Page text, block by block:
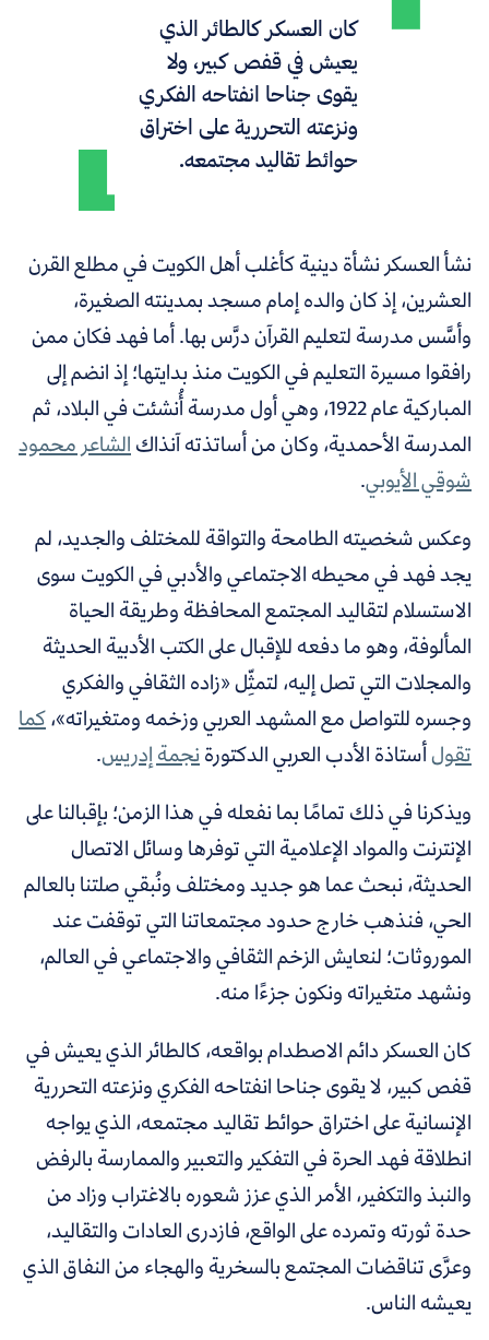
كان العسكر كالطائر الذي
يعيش في قفص كبير، ولا
يقوى جناحا انفتاحه الفكري
ونزعته التحررية على اختراق
حوائط تقاليد مجتمعه.
نشأ العسكر نشأة دينية كأغلب أهل الكويت في مطلع القرن
العشرين، إذ كان والده إمام مسجد بمدينته الصغيرة،
وأسَّس مدرسة لتعليم القرآن درَّس بها. أما فهد فكان ممن
رافقوا مسيرة التعليم في الكويت منذ بدايتها؛ إذ انضم إلى
المباركية عام 1922، وهي أول مدرسة أُنشئت في البلاد، ثم
المدرسة الأحمدية، وكان من أساتذته آنذاكالشاعر محمود
شوقي الأيوبي.
وعكس شخصيته الطامحة والتواقة للمختلف والجديد، لم
يجد فهد في محيطه الاجتماعي والأدبي في الكويت سوى
الاستسلام لتقاليد المجتمع المحافظة وطريقة الحياة
المألوفة، وهو ما دفعه للإقبال على الكتب الأدبية الحديثة
والمجلات التي تصل إليه، لتمثِّل «زاده الثقافي والفكري
وجسره للتواصل مع المشهد العربي وزخمه ومتغيراته»،كما
تقولأستاذة الأدب العربي الدكتورةنجمة إدريس.
ويذكرنا في ذلك تمامًا بما نفعله في هذا الزمن؛ بإقبالنا على
الإنترنت والمواد الإعلامية التي توفرها وسائل الاتصال
الحديثة، نبحث عما هو جديد ومختلف ونُبقي صلتنا بالعالم
الحي، فنذهب خارج حدود مجتمعاتنا التي توقفت عند
الموروثات؛ لنعايش الزخم الثقافي والاجتماعي في العالم،
ونشهد متغيراته ونكون جزءًا منه.
كان العسكر دائم الاصطدام بواقعه، كالطائر الذي يعيش في
قفص كبير، لا يقوى جناحا انفتاحه الفكري ونزعته التحررية
الإنسانية على اختراق حوائط تقاليد مجتمعه، الذي يواجه
انطلاقة فهد الحرة في التفكير والتعبير والممارسة بالرفض
والنبذ والتكفير، الأمر الذي عزز شعوره بالاغتراب وزاد من
حدة ثورته وتمرده على الواقع، فازدرى العادات والتقاليد،
وعرَّى تناقضات المجتمع بالسخرية والهجاء من النفاق الذي
يعيشه الناس.